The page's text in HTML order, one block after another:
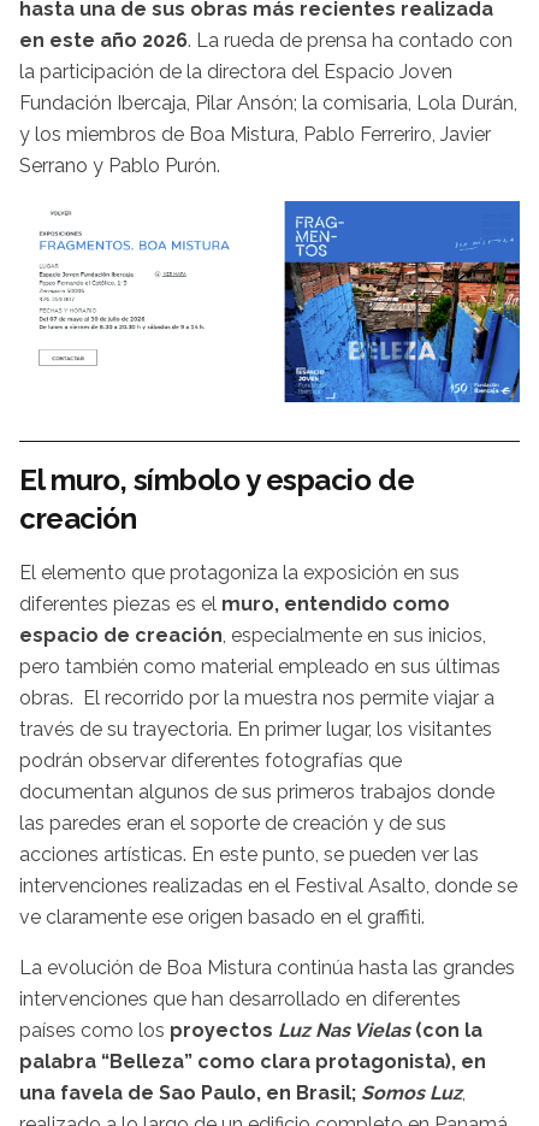
hasta una de sus obras más recientes realizada
en este año 2026. La rueda de prensa ha contado con
la participación de la directora del Espacio Joven
Fundación Ibercaja, Pilar Ansón; la comisaria, Lola Durán,
y los miembros de Boa Mistura, Pablo Ferreriro, Javier
Serrano y Pablo Purón.
El muro, símbolo y espacio de
creación
El elemento que protagoniza la exposición en sus
diferentes piezas es el muro, entendido como
espacio de creación, especialmente en sus inicios,
pero también como material empleado en sus últimas
obras. El recorrido por la muestra nos permite viajar a
través de su trayectoria. En primer lugar, los visitantes
podrán observar diferentes fotografías que
documentan algunos de sus primeros trabajos donde
las paredes eran el soporte de creación y de sus
acciones artísticas. En este punto, se pueden ver las
intervenciones realizadas en el Festival Asalto, donde se
ve claramente ese origen basado en el graffiti.
La evolución de Boa Mistura continúa hasta las grandes
intervenciones que han desarrollado en diferentes
países como los proyectos Luz Nas Vielas(con la
palabra “Belleza” como clara protagonista), en
una favela de Sao Paulo, en Brasil; Somos Luz,